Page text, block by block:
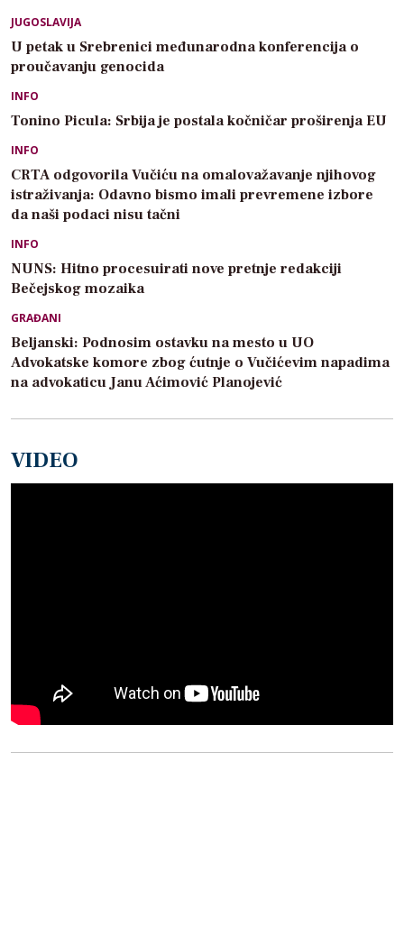
JUGOSLAVIJA
U petak u Srebrenici međunarodna konferencija o
proučavanju genocida
INFO
Tonino Picula: Srbija je postala kočničar proširenja EU
INFO
CRTA odgovorila Vučiću na omalovažavanje njihovog
istraživanja: Odavno bismo imali prevremene izbore
da naši podaci nisu tačni
INFO
NUNS: Hitno procesuirati nove pretnje redakciji
Bečejskog mozaika
GRAĐANI
Beljanski: Podnosim ostavku na mesto u UO
Advokatske komore zbog ćutnje o Vučićevim napadima
na advokaticu Janu Aćimović Planojević
VIDEO